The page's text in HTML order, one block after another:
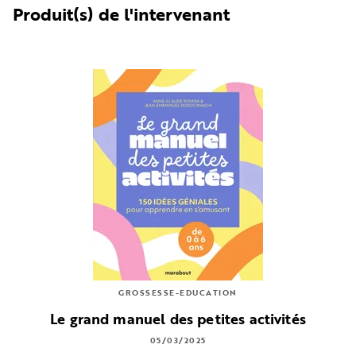
Produit(s) de l'intervenant
GROSSESSE-EDUCATION
Le grand manuel des petites activités
05/03/2025